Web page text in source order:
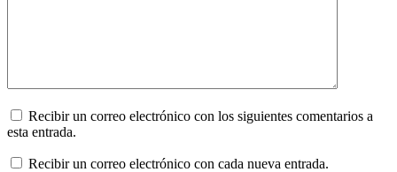
Recibir un correo electrónico con los siguientes comentarios a
esta entrada.
Recibir un correo electrónico con cada nueva entrada.